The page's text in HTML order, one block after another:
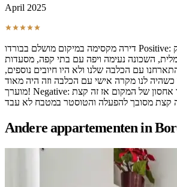
April 2025
דירה מקסימה במיקום מושלם בבורדו Positive: מיקום מעולה במרחק
השכונה נעימה ויפה עם בתי קפה, מסעדות
עם הכלבה שלנו ולא היו חיובים נוספים,
כשהיה לנו מקרה אישי עם הכלבה וזה היה מאוד
מוערך! Negative: הארון היה מלא בציוד אחסון של המקום אז זה קצת
Andere appartementen in